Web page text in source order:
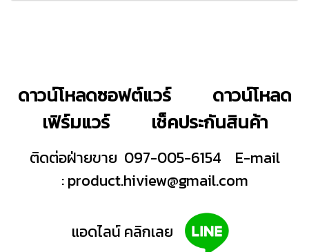
ดาวน์โหลดซอฟต์แวร์
ดาวน์โหลด
เฟิร์มแวร์
เช็คประกันสินค้า
ติดต่อฝ่ายขาย 097-005-6154
E-mail
:product.hiview@gmail.com
แอดไลน์ คลิกเลย